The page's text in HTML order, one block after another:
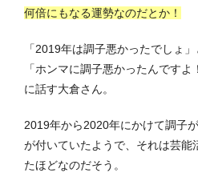
何倍にもなる運勢なのだとか！
「2019年は調子悪かったでしょ
「ホンマに調子悪かったんです
に話す大倉さん。
2019年から2020年にかけて調子
が付いていたようで、それは芸能
たほどなのだそう。